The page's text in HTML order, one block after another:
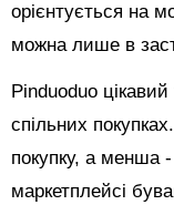
орієнтується на
можна лише в
Pinduoduo
спільних
покупку, а менша
маркетплейсі